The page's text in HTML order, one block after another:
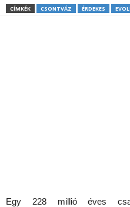
CÍMKÉK CSONTVÁZ ÉRDEKES
Egy 228 millió éves